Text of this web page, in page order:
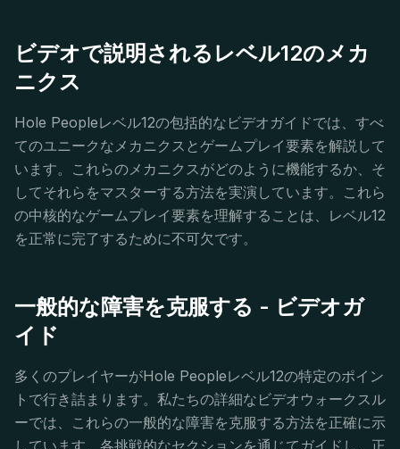
ビデオで説明されるレベル12のメカ
ニクス
Hole Peopleレベル12の包括的なビデオガイドでは、すべ
てのユニークなメカニクスとゲームプレイ要素を解説して
います。これらのメカニクスがどのように機能するか、そ
してそれらをマスターする方法を実演しています。これら
の中核的なゲームプレイ要素を理解することは、レベル12
を正常に完了するために不可欠です。
一般的な障害を克服する - ビデオガ
イド
多くのプレイヤーがHole Peopleレベル12の特定のポイン
トで行き詰まります。私たちの詳細なビデオウォークスル
ーでは、これらの一般的な障害を克服する方法を正確に示